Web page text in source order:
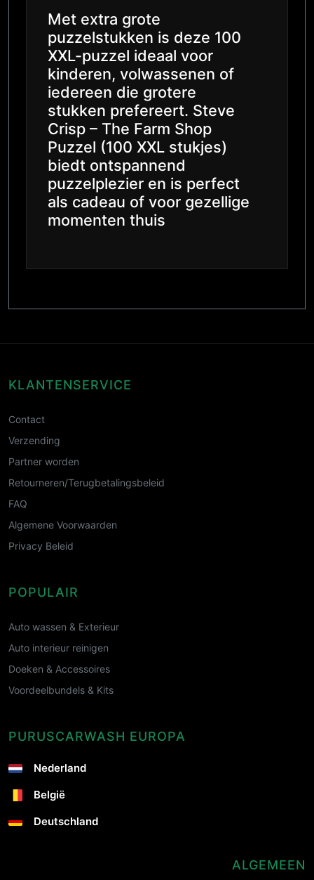
Met extra grote
puzzelstukken is deze 100
XXL-puzzel ideaal voor
kinderen, volwassenen of
iedereen die grotere
stukken prefereert. Steve
Crisp – The Farm Shop
Puzzel (100 XXL stukjes)
biedt ontspannend
puzzelplezier en is perfect
als cadeau of voor gezellige
momenten thuis
KLANTENSERVICE
Contact
Verzending
Partner worden
Retourneren/Terugbetalingsbeleid
FAQ
Algemene Voorwaarden
Privacy Beleid
POPULAIR
Auto wassen & Exterieur
Auto interieur reinigen
Doeken & Accessoires
Voordeelbundels & Kits
PURUSCARWASH EUROPA
Nederland
België
Deutschland
ALGEMEEN